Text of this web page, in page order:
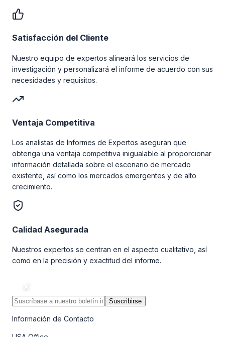
Satisfacción del Cliente
Nuestro equipo de expertos alineará los servicios de
investigación y personalizará el informe de acuerdo con sus
necesidades y requisitos.
Ventaja Competitiva
Los analistas de Informes de Expertos aseguran que
obtenga una ventaja competitiva inigualable al proporcionar
información detallada sobre el escenario de mercado
existente, así como los mercados emergentes y de alto
crecimiento.
Calidad Asegurada
Nuestros expertos se centran en el aspecto cualitativo, así
como en la precisión y exactitud del informe.
Suscribirse
Información de Contacto